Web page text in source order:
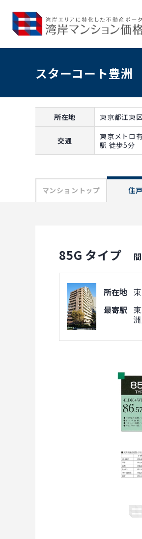
スターコート豊洲
所在地 東京都江東
交通
東京メトロ
駅 徒歩5分
マンショントップ 住
85G タイプ
所在地
最寄駅